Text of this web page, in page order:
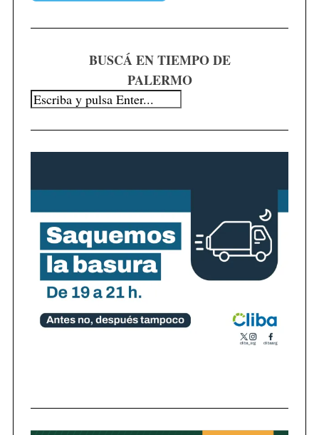
BUSCÁ EN TIEMPO DE
PALERMO